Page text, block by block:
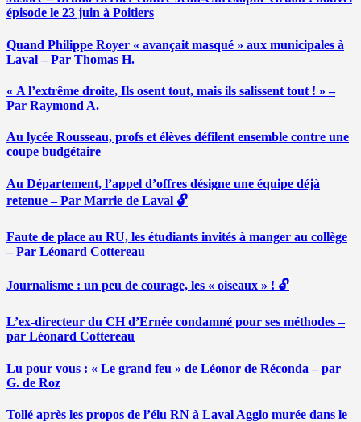
épisode le 23 juin à Poitiers
Quand Philippe Royer « avançait masqué » aux municipales à
Laval – Par Thomas H.
« A l’extrême droite, Ils osent tout, mais ils salissent tout ! » –
Par Raymond A.
Au lycée Rousseau, profs et élèves défilent ensemble contre une
coupe budgétaire
Au Département, l’appel d’offres désigne une équipe déjà
retenue – Par Marrie de Laval 🔓
Faute de place au RU, les étudiants invités à manger au collège
– Par Léonard Cottereau
Journalisme : un peu de courage, les « oiseaux » ! 🔓
L’ex-directeur du CH d’Ernée condamné pour ses méthodes –
par Léonard Cottereau
Lu pour vous : « Le grand feu » de Léonor de Réconda – par
G. de Roz
Tollé après les propos de l’élu RN à Laval Agglo murée dans le